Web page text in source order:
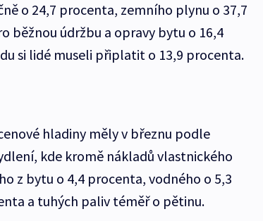
o 24,7 procenta, zemního plynu o 37,7
běžnou údržbu a opravy bytu o 16,4
si lidé museli připlatit o 13,9 procenta.
hladiny měly v březnu podle
kde kromě nákladů vlastnického
z bytu o 4,4 procenta, vodného o 5,3
a tuhých paliv téměř o pětinu.